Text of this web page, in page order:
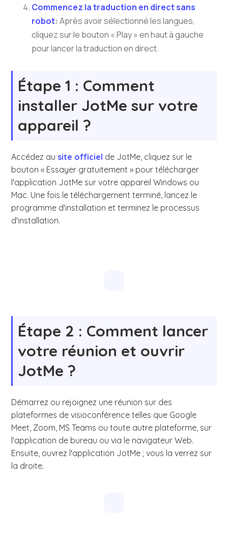
Commencez la traduction en direct sans
robot:Après avoir sélectionné les langues,
cliquez sur le bouton « Play » en haut à gauche
pour lancer la traduction en direct.
Étape 1 : Comment
installer JotMe sur votre
appareil ?
Accédez au site officiel de JotMe, cliquez sur le
bouton « Essayer gratuitement » pour télécharger
l'application JotMe sur votre appareil Windows ou
Mac. Une fois le téléchargement terminé, lancez le
programme d'installation et terminez le processus
d'installation.
Étape 2 : Comment lancer
votre réunion et ouvrir
JotMe ?
Démarrez ou rejoignez une réunion sur des
plateformes de visioconférence telles que Google
Meet, Zoom, MS Teams ou toute autre plateforme, sur
l'application de bureau ou via le navigateur Web.
Ensuite, ouvrez l'application JotMe ; vous la verrez sur
la droite.